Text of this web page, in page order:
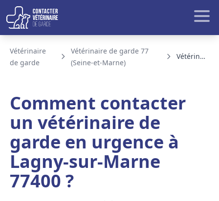
Aller au contenu
BLOG ET ACTUALITE
Vétérinaire
de garde
Vétérinaire de garde 77
(Seine-et-Marne)
Vétérinaire de garde Lagny-sur-Marne
Comment contacter
un vétérinaire de
garde en urgence à
Lagny-sur-Marne
77400 ?